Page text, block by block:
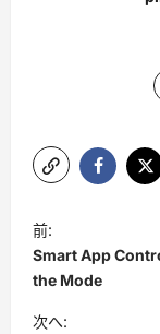
投
稿
ナ
ビ
前:
Smart App
the Mode
次へ: